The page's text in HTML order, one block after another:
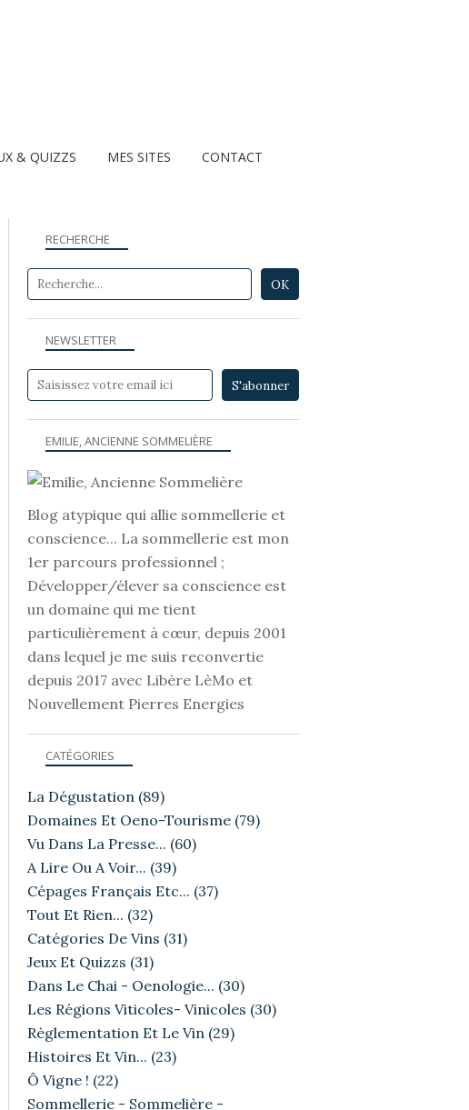
& QUIZZS MES SITES CONTACT
NEWSLETTER
RECHERCHE
EMILIE, ANCIENNE SOMMELIÈRE
Blog atypique qui allie sommellerie et
conscience... La sommellerie est mon
1er parcours professionnel ;
Développer/élever sa conscience est
un domaine qui me tient
particulièrement à cœur, depuis 2001
dans lequel je me suis reconvertie
depuis 2017 avec Libère LèMo et
Nouvellement Pierres Energies
CATÉGORIES
La Dégustation (89)
Domaines Et Oeno-Tourisme (79)
Vu Dans La Presse... (60)
A Lire Ou A Voir... (39)
Cépages Français Etc... (37)
Tout Et Rien... (32)
Catégories De Vins (31)
Jeux Et Quizzs (31)
Dans Le Chai - Oenologie... (30)
Les Régions Viticoles- Vinicoles (30)
Règlementation Et Le Vin (29)
Histoires Et Vin... (23)
Ô Vigne ! (22)
Sommellerie - Sommelière -